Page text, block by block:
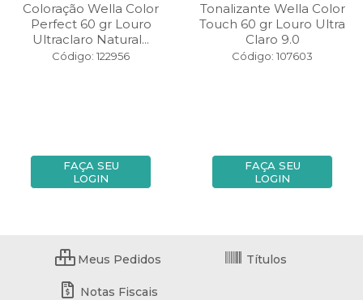
Coloração Wella Color
Perfect 60 gr Louro
Ultraclaro Natural...
Código: 122956
FAÇA SEU
LOGIN
Tonalizante Wella Color
Touch 60 gr Louro Ultra
Claro 9.0
Código: 107603
FAÇA SEU
LOGIN
Meus Pedidos Títulos
Notas Fiscais